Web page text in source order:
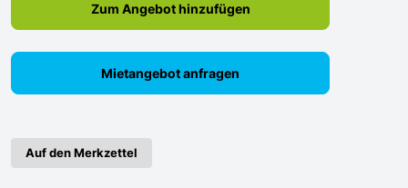
Zum Angebot hinzufügen
Mietangebot anfragen
Auf den Merkzettel